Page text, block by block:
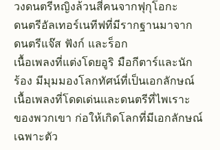
วงดนตรีหญิงล้วนสี่คนจากฟุกุโอกะ
ดนตรีอัลเทอร์เนทีฟที่มีรากฐานมาจาก
ดนตรีแจ๊ส ฟังก์ และร็อก
เนื้อเพลงที่แต่งโดยอูริ มือกีตาร์และนัก
ร้อง มีมุมมองโลกทัศน์ที่เป็นเอกลักษณ์
เนื้อเพลงที่โดดเด่นและดนตรีที่ไพเราะ
ของพวกเขา ก่อให้เกิดโลกที่มีเอกลักษณ์
เฉพาะตัว